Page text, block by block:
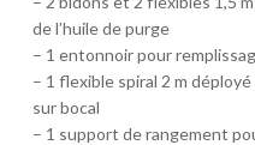
de l’huile de purge
– 1 entonnoir pour
– 1 flexible spiral 2 m
sur bocal
– 1 support de rangement